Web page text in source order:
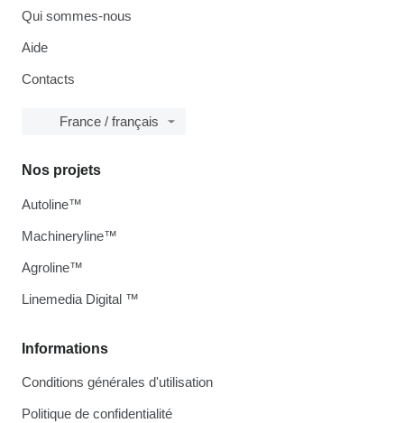
Qui sommes-nous
Aide
Contacts
France / français
Informations
Conditions générales d'utilisation
Politique de confidentialité
Nos projets
Autoline™
Machineryline™
Agroline™
Linemedia Digital ™